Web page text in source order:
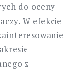
do oceny
W efekcie
z